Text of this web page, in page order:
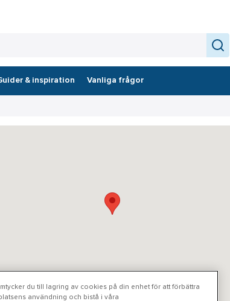
& inspiration Vanliga frågor
du till lagring av cookies på din enhet för att förbättra
användning och bistå i våra